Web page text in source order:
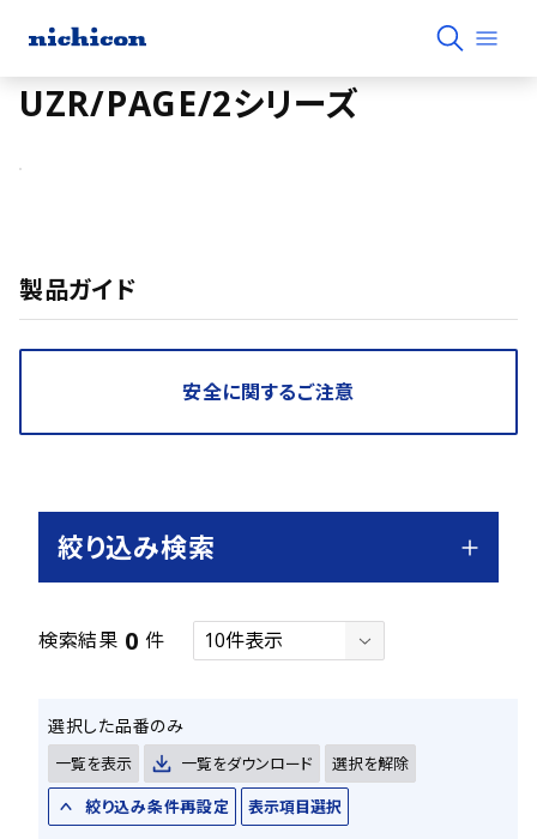
UZR/PAGE/2シリーズ
製品ガイド
安全に関するご注意
絞り込み検索
検索結果 0 件
選択した品番のみ
一覧を表示 一覧をダウンロード
選択を解除
絞り込み条件再設定
表示項目選択